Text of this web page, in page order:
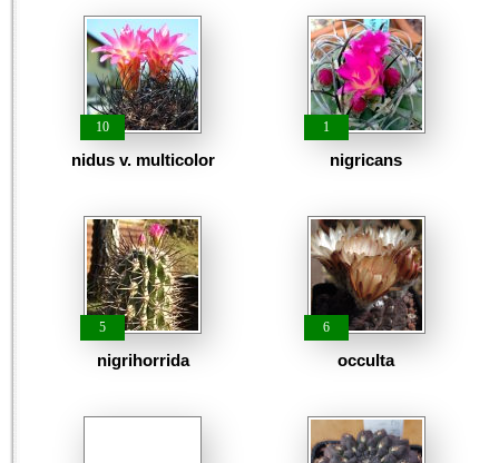
10
nidus v. multicolor
1
nigricans
5
nigrihorrida
6
occulta